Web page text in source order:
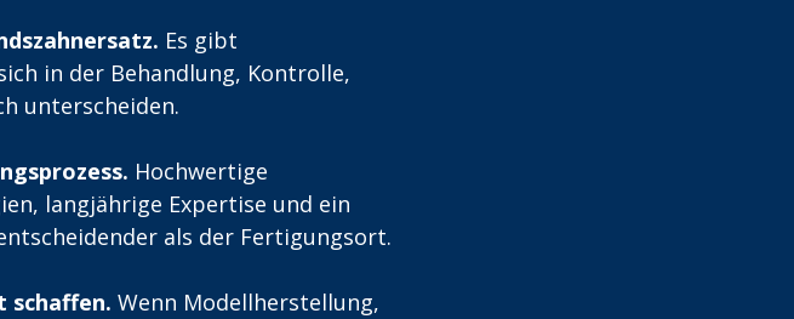
Es gibt
in der Behandlung, Kontrolle,
unterscheiden.
Hochwertige
langjährige Expertise und ein
als der Fertigungsort.
schaffen. Wenn Modellherstellung,